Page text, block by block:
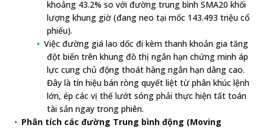
khoảng 43.2% so với đường trung bình SMA20 khối
lượng khung giờ (đang neo tại mốc 143.493 triệu cổ
phiếu).
Việc đường giá lao dốc đi kèm thanh khoản gia tăng
đột biến trên khung đồ thị ngắn hạn chứng minh áp
lực cung chủ động thoát hàng ngắn hạn dâng cao.
Đây là tín hiệu bán ròng quyết liệt từ phân khúc lệnh
lớn, ép các vị thế lướt sóng phải thực hiện tất toán
tài sản ngay trong phiên.
Phân tích các đường Trung bình động (Moving